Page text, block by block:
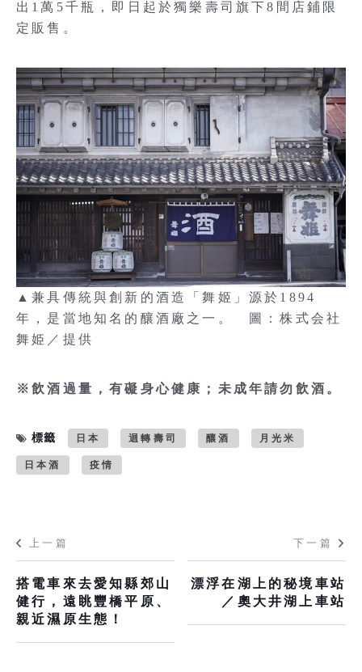
出1萬5千瓶，即日起於獨樂壽司旗下8間店鋪限
定販售。
▲兼具傳統與創新的酒造「舞姬」源於1894
年，是當地知名的釀酒廠之一。 圖：株式会社
舞姫／提供
※飲酒過量，有礙身心健康；未成年請勿飲酒。
標籤 日本 迴轉壽司 釀酒 月光米
日本酒 疫情
上一篇
搭電車來去愛知縣郊山
健行，遠眺豐橋平原、
親近濕原生態！
下一篇
漂浮在湖上的秘境車站
／奧大井湖上車站